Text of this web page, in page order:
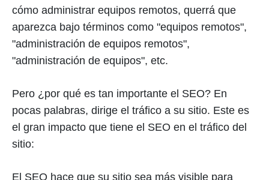
cómo administrar equipos remotos, querrá que
aparezca bajo términos como "equipos remotos",
"administración de equipos remotos",
"administración de equipos", etc.
Pero ¿por qué es tan importante el SEO? En
pocas palabras, dirige el tráfico a su sitio. Este es
el gran impacto que tiene el SEO en el tráfico del
sitio:
El SEO hace que su sitio sea más visible para